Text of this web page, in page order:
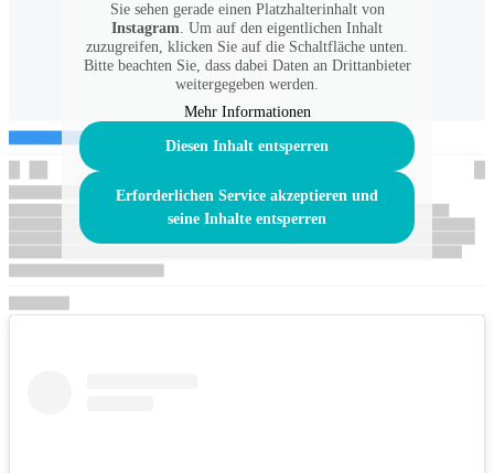
Sie sehen gerade einen Platzhalterinhalt von
Instagram. Um auf den eigentlichen Inhalt
zuzugreifen, klicken Sie auf die Schaltfläche unten.
Bitte beachten Sie, dass dabei Daten an Drittanbieter
weitergegeben werden.
Mehr Informationen
Diesen Inhalt entsperren
Erforderlichen Service akzeptieren und
seine Inhalte entsperren